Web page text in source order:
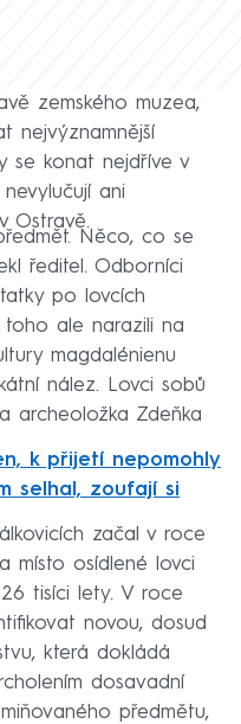
zemského muzea,
nejvýznamnější
se konat nejdříve v
ani
Ostravě.
Něco, co se
ředitel. Odborníci
po lovcích
toho ale narazili na
magdalénienu
nález. Lovci sobů
archeoložka Zdeňka
k přijetí nepomohly
selhal, zoufají si
začal v roce
místo osídlené lovci
tisíci lety. V roce
novou, dosud
která dokládá
dosavadní
předmětu,